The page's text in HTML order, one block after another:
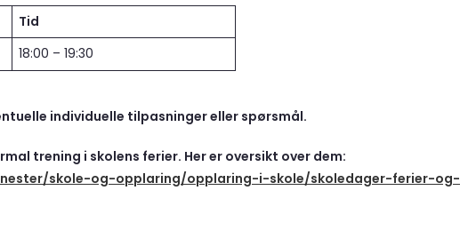
Tid
18:00 – 19:30
individuelle tilpasninger eller spørsmål.
trening i skolens ferier. Her er oversikt over dem:
skole-og-opplaring/opplaring-i-skole/skoledager-ferier-og-